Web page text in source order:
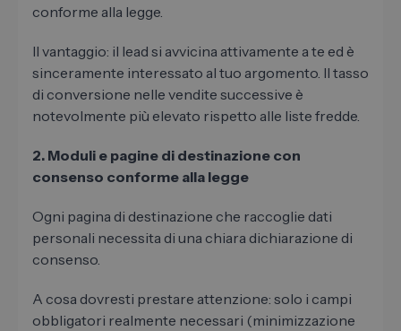
conforme alla legge.
Il vantaggio: il lead si avvicina attivamente a te ed è
sinceramente interessato al tuo argomento. Il tasso
di conversione nelle vendite successive è
notevolmente più elevato rispetto alle liste fredde.
2. Moduli e pagine di destinazione con
consenso conforme alla legge
Ogni pagina di destinazione che raccoglie dati
personali necessita di una chiara dichiarazione di
consenso.
A cosa dovresti prestare attenzione: solo i campi
obbligatori realmente necessari (minimizzazione